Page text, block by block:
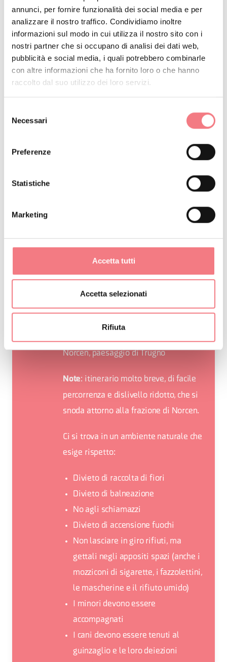
annunci, per fornire funzionalità dei social media e per
analizzare il nostro traffico. Condividiamo inoltre
informazioni sul modo in cui utilizza il nostro sito con i
nostri partner che si occupano di analisi dei dati web,
pubblicità e social media, i quali potrebbero combinarle
con altre informazioni che ha fornito loro o che hanno
raccolto dal suo utilizzo dei loro servizi.
delNecessari
Preferenze
Statistiche
Marketing
Accetta tutti
Accetta selezionati
Rifiuta
(510 m.s.l.m.)
Località attraversate: Trugno, Zigne
Segnaletica: frecce direzionali blu e
Periodo consigliato: percorribile tutto
l'anno, ma preferibilmente in
primavera per le fioriture del
sottobosco e in autunno per i colori
della vegetazione
Norcen, paesaggio di Trugno
Note: itinerario molto breve, di facile
percorrenza e dislivello ridotto, che si
snoda attorno alla frazione di Norcen.
Ci si trova in un ambiente naturale che
esige rispetto:
Divieto di raccolta di fiori
Divieto di balneazione
No agli schiamazzi
Divieto di accensione fuochi
Non lasciare in giro rifiuti, ma
gettali negli appositi spazi (anche i
mozziconi di sigarette, i fazzolettini,
le mascherine e il rifiuto umido)
I minori devono essere
accompagnati
I cani devono essere tenuti al
guinzaglio e le loro deiezioni